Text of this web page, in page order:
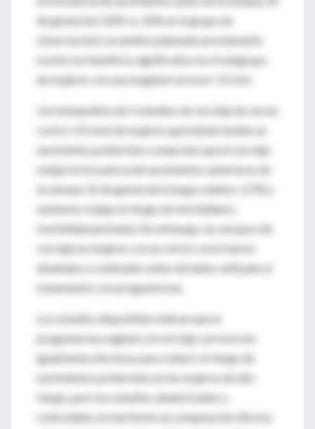
de gestación (32% vs. 42% en el grupo de
observación); un análisis planeado previamente
mostró un beneficio significativo en el subgrupo
de mujeres con una longitud cervical <15 mm.
Un metaanálisis de 5 estudios de cerclaje de cervix
corto (<25 mm) de mujeres que habían tenido un
nacimiento pretérmino comprobó que el cerclaje
redujo la frecuencia de nacimientos anteriores de
la semana 35 de gestación (riesgo relativo 0,70) y
asimismo redujo el riesgo de mortalidad y
morbilidad perinatal. Sin embargo, los ensayos de
cerclaje en mujeres con un cérvix corto fueron
diseñados y realizados antes de haber utilizado el
tratamiento con progesterona.
Los estudios disponibles indican que la
progesterona vaginal y el cerclaje cervical son
igualmente efectivos para reducir el riesgo de
nacimientos pretérmino en las mujeres de alto
riesgo, pero los estudios aleatorizados y
controlados no han hecho la comparación directa